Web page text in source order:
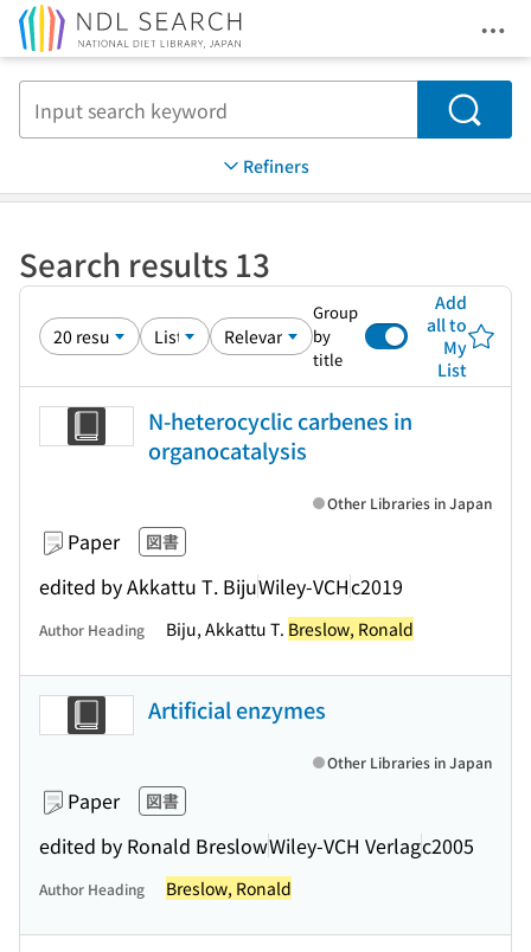
Search
Refiners
Search results 13
Group
by
title
Add
all to
My
List
N-heterocyclic carbenes in
organocatalysis
Paper 図書
edited by Akkattu T. BijuWiley-VCHc2019
Other Libraries in Japan
Author Heading Biju, Akkattu T. Breslow, Ronald
Artificial enzymes
Paper 図書
edited by Ronald BreslowWiley-VCH Verlagc2005
Other Libraries in Japan
Author Heading Breslow, Ronald